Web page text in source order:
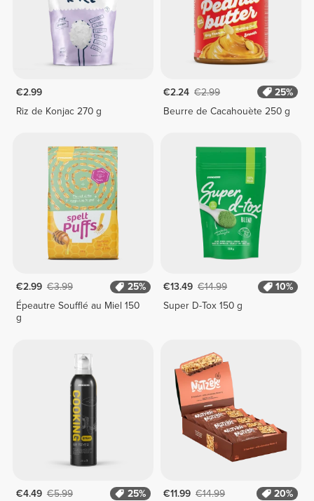
€2.99
Riz de Konjac 270 g
€2.24 €2.99
25%
Beurre de Cacahouète 250 g
€2.99 €3.99
25%
Épeautre Soufflé au Miel 150
g
€13.49 €14.99
10%
Super D-Tox 150 g
€4.49 €5.99
25%
€11.99 €14.99
20%